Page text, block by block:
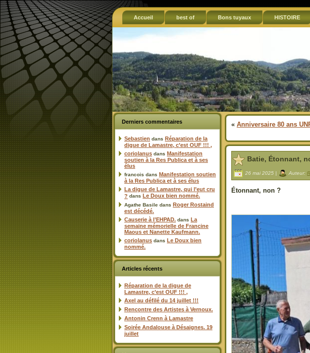
Accueil best of Bons tuyaux HISTOIRE
Derniers commentaires
Sebastien dans Réparation de la
digue de Lamastre, c’est OUF !!! ,
coriolanus dans Manifestation
soutien à la Res Publica et à ses
élus
francois dans Manifestation soutien
à la Res Publica et à ses élus
La digue de Lamastre, qui l’eut cru
? dans Le Doux bien nommé.
Agathe Basile dans Roger Rostaind
est décédé.
Causerie à l’EHPAD. dans La
semaine mémorielle de Francine
Maous et Nanette Kaufmann.
coriolanus dans Le Doux bien
nommé.
Articles récents
Réparation de la digue de
Lamastre, c’est OUF !!! ,
Axel au défilé du 14 juillet !!!
Rencontre des Artistes à Vernoux.
Antonin Crenn à Lamastre
Soirée Andalouse à Désaignes. 19
juillet
« Anniversaire 80 ans
Batie, Étonnant,
26 mai 2025 | Auteur:
Étonnant, non ?